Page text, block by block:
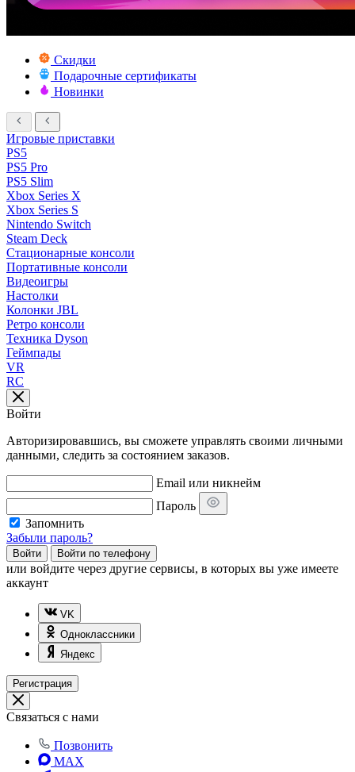
Скидки
Подарочные сертификаты
Новинки
Игровые приставки
PS5
PS5 Pro
PS5 Slim
Xbox Series X
Xbox Series S
Nintendo Switch
Steam Deck
Стационарные консоли
Портативные консоли
Видеоигры
Настолки
Колонки JBL
Ретро консоли
Техника Dyson
Геймпады
VR
RC
Войти
Авторизировавшись, вы сможете управлять своими личными
данными, следить за состоянием заказов.
Email или никнейм
Пароль
Запомнить
Забыли пароль?
Войти Войти по телефону
или войдите через другие сервисы, в которых вы уже имеете
аккаунт
VK
Одноклассники
Яндекс
Регистрация
Связаться с нами
Позвонить
MAX